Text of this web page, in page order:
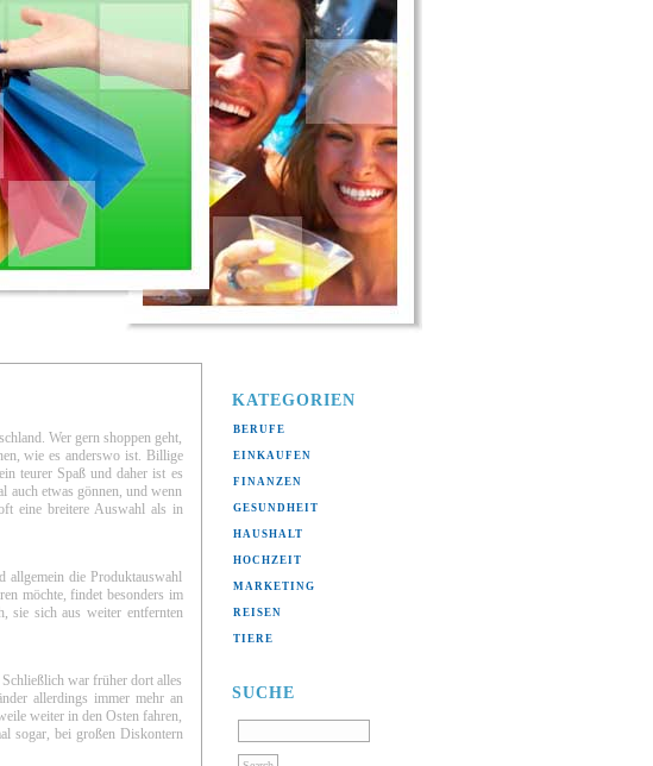
Wer gern shoppen geht,
wie es anderswo ist. Billige
teurer Spaß und daher ist es
auch etwas gönnen, und wenn
eine breitere Auswahl als in
allgemein die Produktauswahl
möchte, findet besonders im
sie sich aus weiter entfernten
war früher dort alles
allerdings immer mehr an
weiter in den Osten fahren,
sogar, bei großen Diskontern
KATEGORIEN
BERUFE
EINKAUFEN
FINANZEN
GESUNDHEIT
HAUSHALT
HOCHZEIT
MARKETING
REISEN
TIERE
SUCHE